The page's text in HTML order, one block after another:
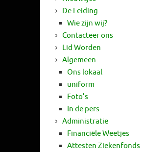
De Leiding
Wie zijn wij?
Contacteer ons
Lid Worden
Algemeen
Ons lokaal
uniform
Foto’s
In de pers
Administratie
Financiële Weetjes
Attesten Ziekenfonds